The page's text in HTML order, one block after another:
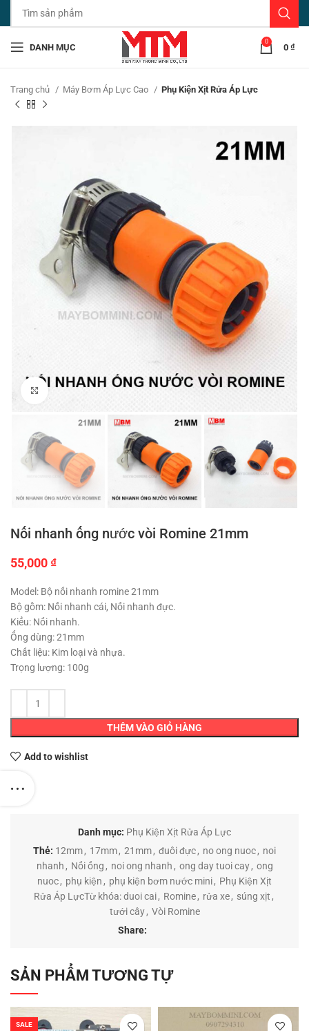
DANH MỤC
0
0 ₫
Trang chủ Máy Bơm Áp Lực Cao Phụ Kiện Xịt Rửa Áp Lực
Click to enlarge
Nối nhanh ống nước vòi Romine 21mm
55,000 ₫
Model: Bộ nối nhanh romine 21mm
Bộ gồm: Nối nhanh cái, Nối nhanh đực.
Kiểu: Nối nhanh.
Ống dùng: 21mm
Chất liệu: Kim loại và nhựa.
Trọng lượng: 100g
THÊM VÀO GIỎ HÀNG
Add to wishlist
Danh mục: Phụ Kiện Xịt Rửa Áp Lực
Thẻ: 12mm, 17mm, 21mm, đuôi đực, no ong nuoc, noi
nhanh , Nối ống , noi ong nhanh , ong day tuoi cay , ong
nuoc, phụ kiện , phụ kiện bơm nước mini, Phụ Kiện Xịt
Rửa Áp LựcTừ khóa: duoi cai, Romine, rửa xe, súng xịt ,
tưới cây , Vòi Romine
Share:
SẢN PHẨM TƯƠNG TỰ
SALE